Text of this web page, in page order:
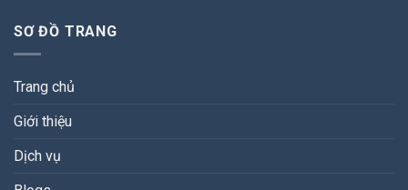
SƠ ĐỒ TRANG
Trang chủ
Giới thiệu
Dịch vụ